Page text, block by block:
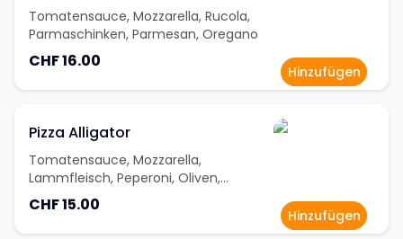
Tomatensauce, Mozzarella, Rucola,
Parmaschinken, Parmesan, Oregano
CHF 16.00
Hinzufügen
Pizza Alligator
Tomatensauce, Mozzarella,
Lammfleisch, Peperoni, Oliven,
Oregano
CHF 15.00
Hinzufügen